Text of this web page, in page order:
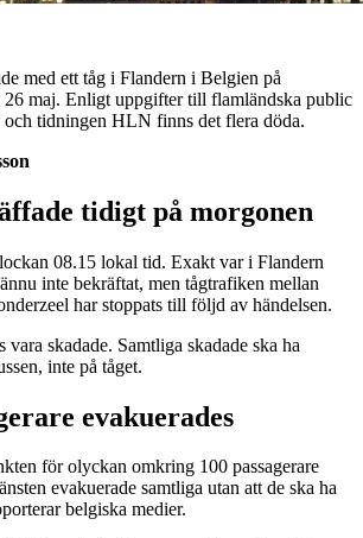
med ett tåg i Flandern i Belgien på
26 maj. Enligt uppgifter till flamländska public
tidningen HLN finns det flera döda.
tidigt på morgonen
08.15 lokal tid. Exakt var i Flandern
inte bekräftat, men tågtrafiken mellan
har stoppats till följd av händelsen.
vara skadade. Samtliga skadade ska ha
inte på tåget.
evakuerades
för olyckan omkring 100 passagerare
evakuerade samtliga utan att de ska ha
belgiska medier.